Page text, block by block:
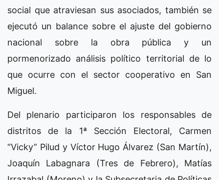
social que atraviesan sus asociados, también se
ejecutó un balance sobre el ajuste del gobierno
nacional sobre la obra pública y un
pormenorizado análisis político territorial de lo
que ocurre con el sector cooperativo en San
Miguel.
Del plenario participaron los responsables de
distritos de la 1ª Sección Electoral, Carmen
“Vicky” Pilud y Víctor Hugo Álvarez (San Martín),
Joaquín Labagnara (Tres de Febrero), Matías